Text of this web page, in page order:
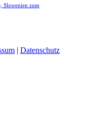
Slowenien zum
| Datenschutz